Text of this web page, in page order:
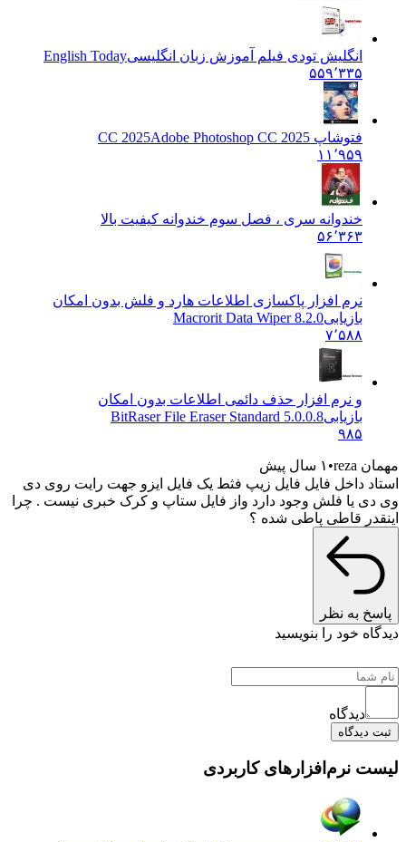
انگلیش تودی فیلم آموزش زبان انگليسیEnglish Today
۵۵۹٬۳۳۵
فتوشاپ CC 2025 Adobe Photoshop CC 2025
۱۱٬۹۵۹
خندوانه سری ، فصل سوم خندوانه کیفیت بالا
۵۶٬۳۶۳
نرم افزار پاکسازی اطلاعات هارد و فلش بدون امکان
بازیابیMacrorit Data Wiper 8.2.0
۷٬۵۸۸
و نرم افزار حذف دائمی اطلاعات بدون امکان
بازیابیBitRaser File Eraser Standard 5.0.0.8
۹۸۵
مهمان reza
۱ سال پیش
استاد داخل فایل فایل زیپ فثط یک فایل ایزو جهت رایت روی دی
وی دی یا فلش وجود دارد واز فایل ستاپ و کرک خبری نیست . چرا
اینقدر قاطی پاطی شده ؟
پاسخ به نظر
دیدگاه خود را بنویسید
دیدگاه
ثبت دیدگاه
لیست نرم‌افزارهای کاربردی